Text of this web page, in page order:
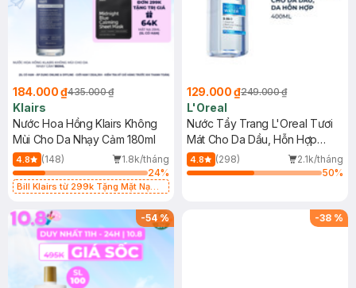
184.000 ₫435.000 ₫
Klairs
Nước Hoa Hồng Klairs Không
Mùi Cho Da Nhạy Cảm 180ml
4.8 (148)
1.8k/tháng
24%
Bill Klairs từ 299k Tặng Mặt Nạ
25ml (SL Có Hạn)
129.000 ₫249.000 ₫
L'Oreal
Nước Tẩy Trang L'Oreal Tươi
Mát Cho Da Dầu, Hỗn Hợp
400ml
4.8 (298)
2.1k/tháng
50%
-54% -38 %